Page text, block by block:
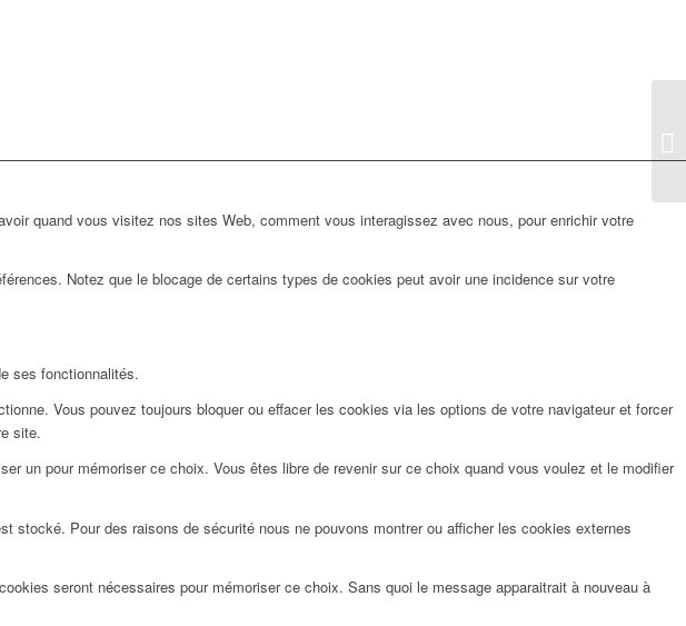
quand vous visitez nos sites Web, comment vous interagissez avec nous, pour enrichir votre
Notez que le blocage de certains types de cookies peut avoir une incidence sur votre
ses fonctionnalités.
Vous pouvez toujours bloquer ou effacer les cookies via les options de votre navigateur et forcer
site.
un pour mémoriser ce choix. Vous êtes libre de revenir sur ce choix quand vous voulez et le modifier
Pour des raisons de sécurité nous ne pouvons montrer ou afficher les cookies externes
seront nécessaires pour mémoriser ce choix. Sans quoi le message apparaitrait à nouveau à